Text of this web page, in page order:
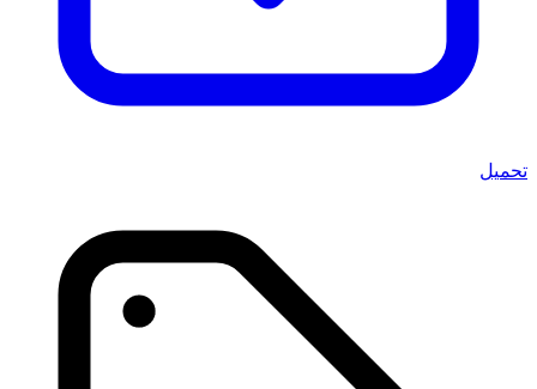
تحميل